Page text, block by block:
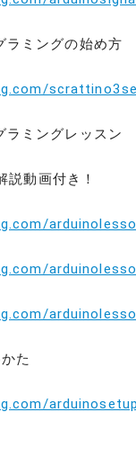
ラミングの始め方
ラミングレッスン
説動画付き！
た